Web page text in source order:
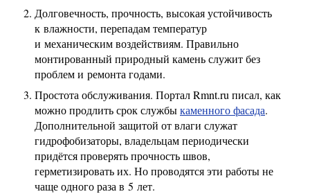
Долговечность, прочность, высокая устойчивость
к влажности, перепадам температур
и механическим воздействиям. Правильно
монтированный природный камень служит без
проблем и ремонта годами.
Простота обслуживания. Портал Rmnt.ru писал, как
можно продлить срок службыкаменного фасада.
Дополнительной защитой от влаги служат
гидрофобизаторы, владельцам периодически
придётся проверять прочность швов,
герметизировать их. Но проводятся эти работы не
чаще одного раза в 5 лет.